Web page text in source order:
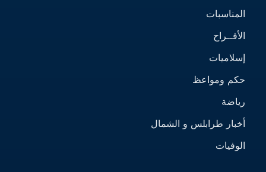
المناسبات
الأفــراح
إسلاميات
حكم ومواعظ
رياضة
أخبار طرابلس و الشمال
الوفيات